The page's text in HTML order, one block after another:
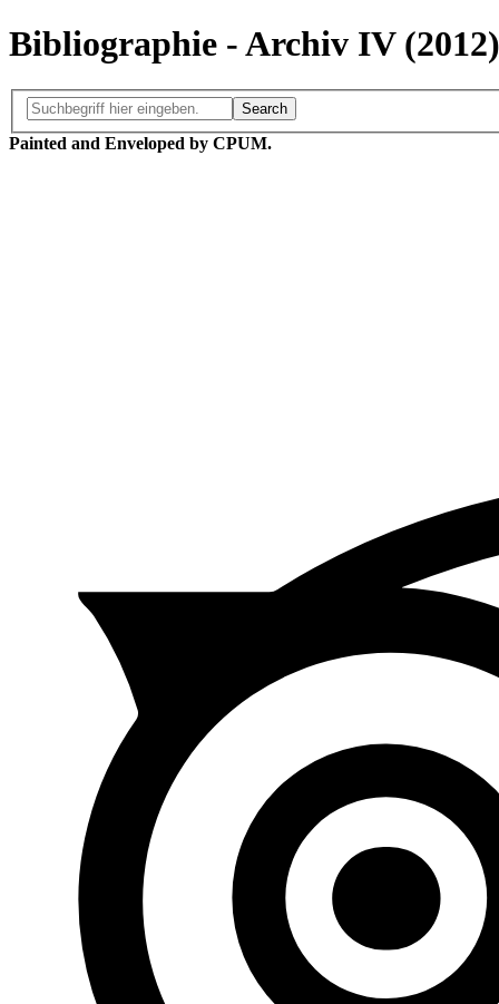
Bibliographie - Archiv IV
Search
Painted and Enveloped by CPUM.